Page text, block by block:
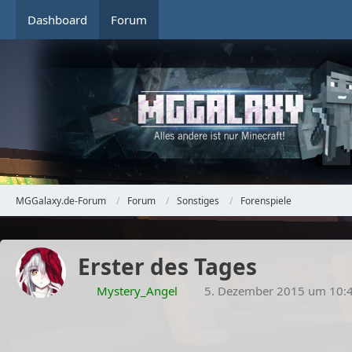
Dashboard Forum
MGGalaxy.de-Forum Forum Sonstiges Forenspiele
Erster des Tages
Mystery_Angel 5. Dezember 2015 um